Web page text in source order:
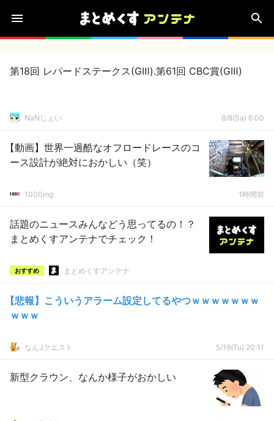
第18回 レパードステークス(GⅢ).第61回 CBC賞(GⅢ)
NaNじぇい 8/8(Sa) 6:00
【動画】世界一過酷なオフロードレースのコ
ース設計が絶対におかしい（笑）
1000mg 1時間前
話題のニュースみんなどう思ってるの！？
まとめくすアンテナでチェック！
おすすめ まとめくすアンテナ
【悲報】こういうアラーム設定してるやつｗｗｗｗｗｗｗ
ｗｗｗ
なんJクエスト 5/19(Tu) 20:11
新型クラウン、なんか様子がおかしい